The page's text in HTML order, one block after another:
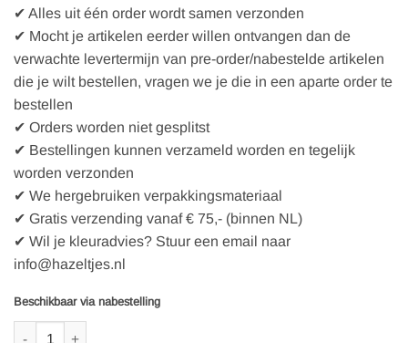
✔ Alles uit één order wordt samen verzonden
✔ Mocht je artikelen eerder willen ontvangen dan de
verwachte levertermijn van pre-order/nabestelde artikelen
die je wilt bestellen, vragen we je die in een aparte order te
bestellen
✔ Orders worden niet gesplitst
✔ Bestellingen kunnen verzameld worden en tegelijk
worden verzonden
✔ We hergebruiken verpakkingsmateriaal
✔ Gratis verzending vanaf € 75,- (binnen NL)
✔ Wil je kleuradvies? Stuur een email naar
info@hazeltjes.nl
Beschikbaar via nabestelling